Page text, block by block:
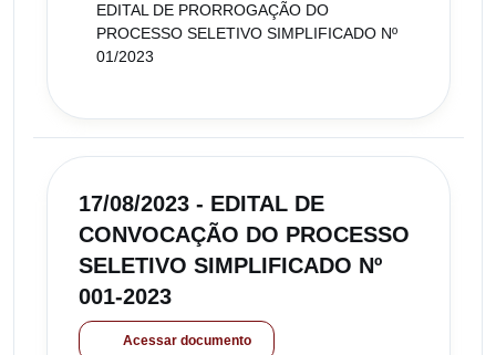
EDITAL DE PRORROGAÇÃO DO
PROCESSO SELETIVO SIMPLIFICADO Nº
01/2023
17/08/2023 - EDITAL DE
CONVOCAÇÃO DO PROCESSO
SELETIVO SIMPLIFICADO Nº
001-2023
Acessar documento